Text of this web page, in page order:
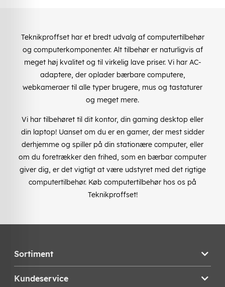
Teknikproffset har et bredt udvalg af computertilbehør
og computerkomponenter. Alt tilbehør er naturligvis af
meget høj kvalitet og til virkelig lave priser. Vi har AC-
adaptere, der oplader bærbare computere,
webkameraer til alle typer brugere, mus og tastaturer
og meget mere.
Vi har tilbehøret til dit kontor, din gaming desktop eller
din laptop! Uanset om du er en gamer, der mest sidder
derhjemme og spiller på din stationære computer, eller
om du foretrækker den frihed, som en bærbar computer
giver dig, er det vigtigt at være udstyret med det rigtige
computertilbehør. Køb computertilbehør hos os på
Teknikproffset!
Sortiment
Kundeservice